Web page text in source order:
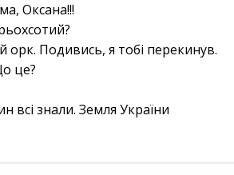
Оксана!!!
орк. Подивись, я тобі перекинув.
це?
всі знали. Земля України